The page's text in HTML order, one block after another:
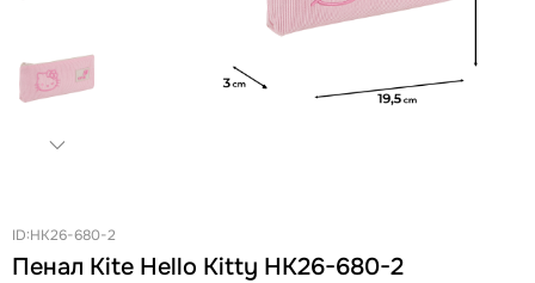
Ланчбоксы и бутылки
Бизнес рюкзаки
Детские кошельки
Дошкольные рюкзаки
Ремни
Ключницы
Pungă cosmetică
Зонты
Новинки
Скидки и акции
ID:HK26-680-2
Пенал Kite Hello Kitty HK26-680-2